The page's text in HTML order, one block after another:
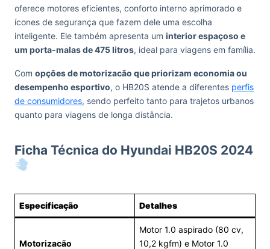
oferece motores eficientes, conforto interno aprimorado e
ícones de segurança que fazem dele uma escolha
inteligente. Ele também apresenta um interior espaçoso e
um porta-malas de 475 litros, ideal para viagens em família.
Com opções de motorizacão que priorizam economia ou
desempenho esportivo, o HB20S atende a diferentes perfis
de consumidores, sendo perfeito tanto para trajetos urbanos
quanto para viagens de longa distância.
Ficha Técnica do Hyundai HB20S 2024
Especificação Detalhes
Motorizacão
Motor 1.0 aspirado (80 cv,
10,2 kgfm) e Motor 1.0